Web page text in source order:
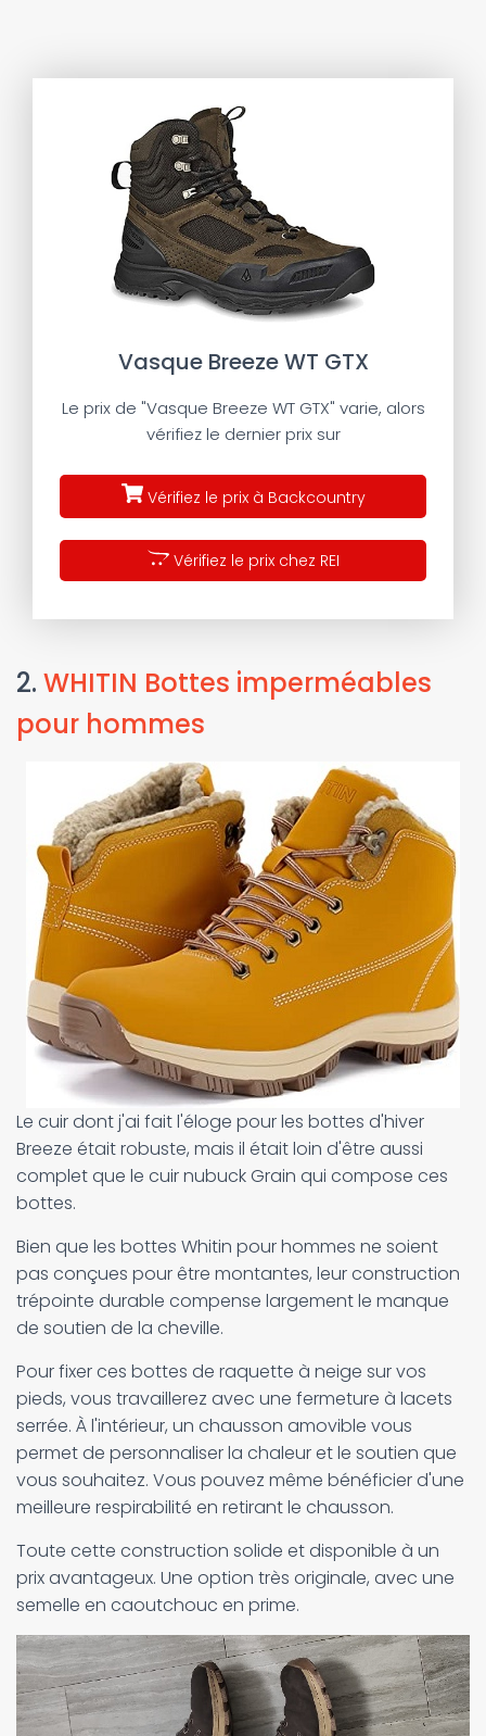
Vasque Breeze WT GTX
Le prix de "Vasque Breeze WT GTX" varie, alors
vérifiez le dernier prix sur
Vérifiez le prix à Backcountry
Vérifiez le prix chez REI
2. WHITIN Bottes imperméables
pour hommes
Le cuir dont j'ai fait l'éloge pour les bottes d'hiver
Breeze était robuste, mais il était loin d'être aussi
complet que le cuir nubuck Grain qui compose ces
bottes.
Bien que les bottes Whitin pour hommes ne soient
pas conçues pour être montantes, leur construction
trépointe durable compense largement le manque
de soutien de la cheville.
Pour fixer ces bottes de raquette à neige sur vos
pieds, vous travaillerez avec une fermeture à lacets
serrée. À l'intérieur, un chausson amovible vous
permet de personnaliser la chaleur et le soutien que
vous souhaitez. Vous pouvez même bénéficier d'une
meilleure respirabilité en retirant le chausson.
Toute cette construction solide et disponible à un
prix avantageux. Une option très originale, avec une
semelle en caoutchouc en prime.